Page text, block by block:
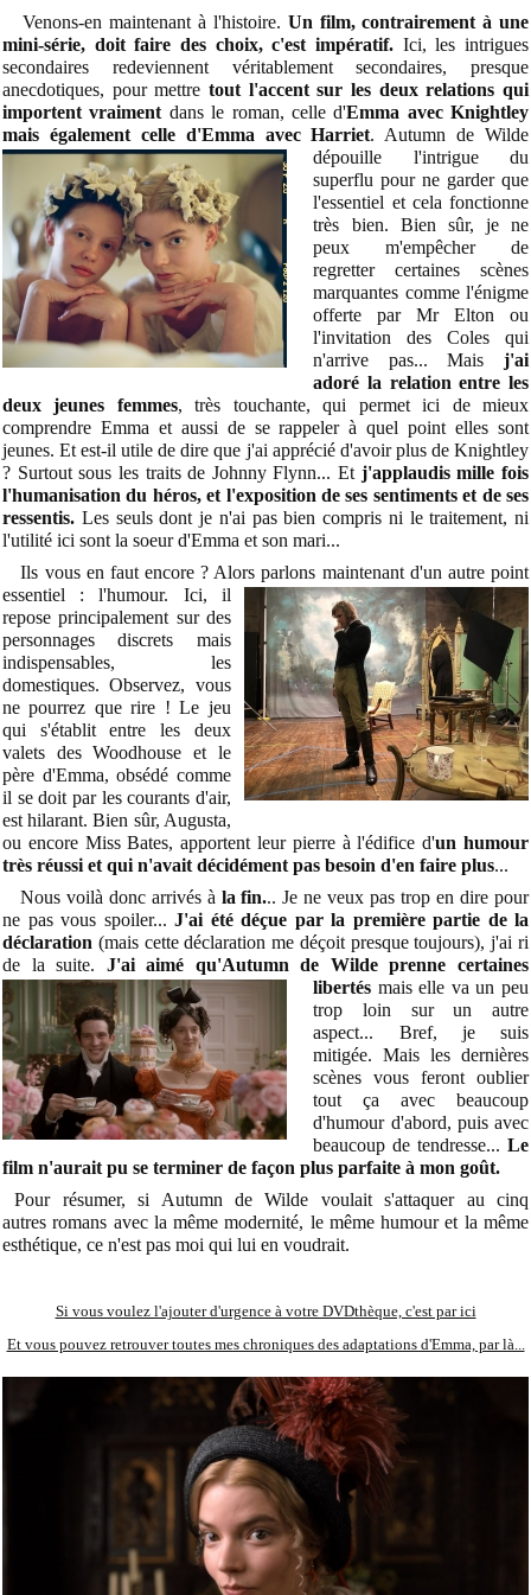
Venons-en maintenant à l'histoire. Un film, contrairement à une
mini-série, doit faire des choix, c'est impératif. Ici, les intrigues
secondaires redeviennent véritablement secondaires, presque
anecdotiques, pour mettre tout l'accent sur les deux relations qui
importent vraiment dans le roman, celle d'Emma avec Knightley
mais également celle d'Emma avec Harriet. Autumn de Wilde
dépouille l'intrigue du
superflu pour ne garder que
l'essentiel et cela fonctionne
très bien. Bien sûr, je ne
peux m'empêcher de
regretter certaines scènes
marquantes comme l'énigme
offerte par Mr Elton ou
l'invitation des Coles qui
n'arrive pas... Mais j'ai
adoré la relation entre les
deux jeunes femmes, très touchante, qui permet ici de mieux
comprendre Emma et aussi de se rappeler à quel point elles sont
jeunes. Et est-il utile de dire que j'ai apprécié d'avoir plus de Knightley
? Surtout sous les traits de Johnny Flynn... Et j'applaudis mille fois
l'humanisation du héros, et l'exposition de ses sentiments et de ses
ressentis. Les seuls dont je n'ai pas bien compris ni le traitement, ni
l'utilité ici sont la soeur d'Emma et son mari...
Ils vous en faut encore ? Alors parlons maintenant d'un autre point
essentiel : l'humour. Ici, il
repose principalement sur des
personnages discrets mais
indispensables, les
domestiques. Observez, vous
ne pourrez que rire ! Le jeu
qui s'établit entre les deux
valets des Woodhouse et le
père d'Emma, obsédé comme
il se doit par les courants d'air,
est hilarant. Bien sûr, Augusta,
ou encore Miss Bates, apportent leur pierre à l'édifice d'un humour
très réussi et qui n'avait décidément pas besoin d'en faire plus...
Nous voilà donc arrivés à la fin... Je ne veux pas trop en dire pour
ne pas vous spoiler... J'ai été déçue par la première partie de la
déclaration (mais cette déclaration me déçoit presque toujours), j'ai ri
de la suite. J'ai aimé qu'Autumn de Wilde prenne certaines
libertés mais elle va un peu
trop loin sur un autre
aspect... Bref, je suis
mitigée. Mais les dernières
scènes vous feront oublier
tout ça avec beaucoup
d'humour d'abord, puis avec
beaucoup de tendresse... Le
film n'aurait pu se terminer de façon plus parfaite à mon goût.
Pour résumer, si Autumn de Wilde voulait s'attaquer au cinq
autresromans avec la même modernité, le même humour et la même
esthétique, ce n'est pas moi qui lui en voudrait.
Si vous voulez l'ajouter d'urgence à votre DVDthèque, c'est par ici
Et vous pouvez retrouver toutes mes chroniques des adaptations d'Emma, par là...